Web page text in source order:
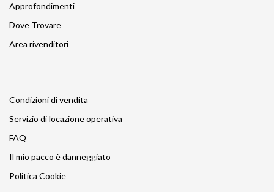
Approfondimenti
Dove Trovare
Area rivenditori
Condizioni di vendita
Servizio di locazione operativa
FAQ
Il mio pacco è danneggiato
Politica Cookie